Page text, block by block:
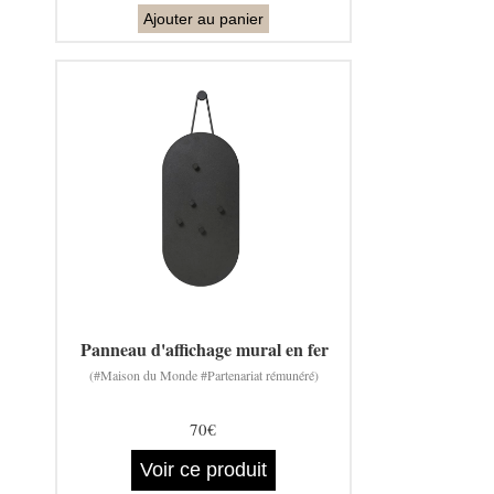
Ajouter au panier
Panneau d'affichage mural en fer
(#Maison du Monde #Partenariat rémunéré)
70€
Voir ce produit